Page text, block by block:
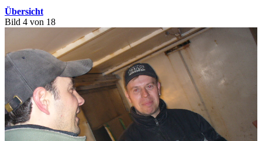
Übersicht
Bild 4 von 18